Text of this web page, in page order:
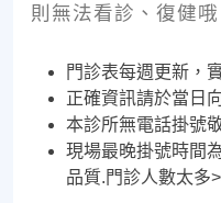
則無法看診、復健哦
門診表每週更新，
正確資訊請於當日
本診所無電話掛號
現場最晚掛號時間
品質.門診人數太多